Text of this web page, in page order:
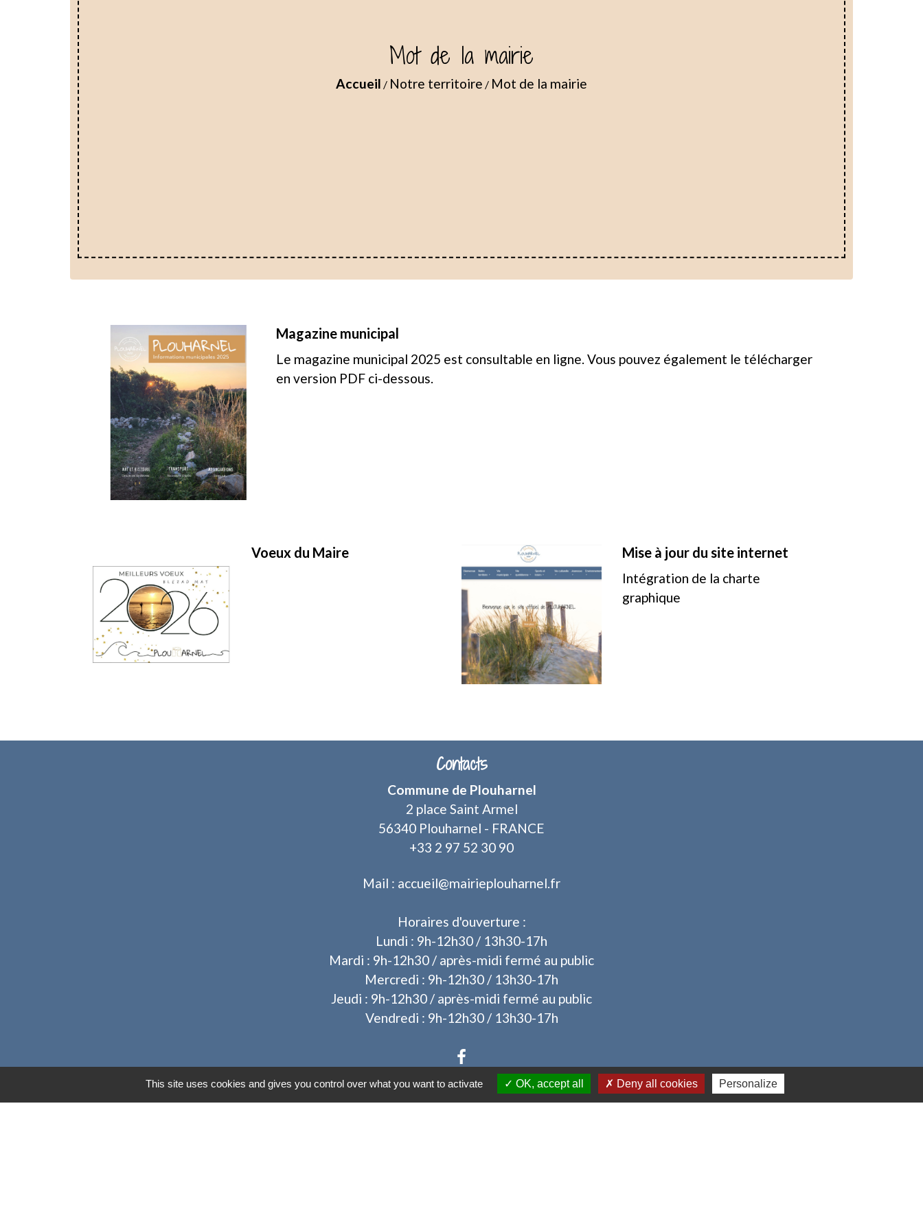
Mot de la mairie
Accueil / Notre territoire / Mot de la mairie
Magazine municipal
Le magazine municipal 2025 est consultable en ligne. Vous pouvez également le télécharger
en version PDF ci-dessous.
Voeux du Maire Mise à jour du site internet
Intégration de la charte
graphique
Contacts
Commune de Plouharnel
2 place Saint Armel
56340 Plouharnel - FRANCE
+33 2 97 52 30 90
Mail : accueil@mairieplouharnel.fr
Horaires d'ouverture :
Lundi : 9h-12h30 / 13h30-17h
Mardi : 9h-12h30 / après-midi fermé au public
Mercredi : 9h-12h30 / 13h30-17h
Jeudi : 9h-12h30 / après-midi fermé au public
Vendredi : 9h-12h30 / 13h30-17h
This site uses cookies and gives you control over what you want to activate OK, accept all Deny all cookies Personalize